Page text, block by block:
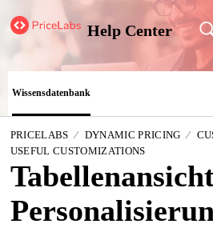
Help Center
Wissensdatenbank
PRICELABS DYNAMIC PRICING
USEFUL CUSTOMIZATIONS